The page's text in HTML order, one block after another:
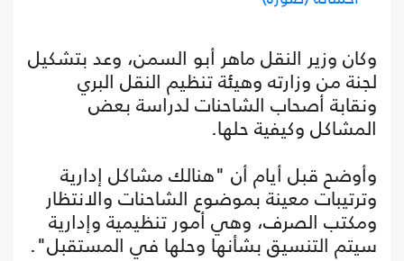
وكان وزير النقل ماهر أبو السمن، وعد بتشكيل
لجنة من وزارته وهيئة تنظيم النقل البري
ونقابة أصحاب الشاحنات لدراسة بعض
المشاكل وكيفية حلها.
وأوضح قبل أيام أن "هنالك مشاكل إدارية
وترتيبات معينة بموضوع الشاحنات والانتظار
ومكتب الصرف، وهي أمور تنظيمية وإدارية
سيتم التنسيق بشأنها وحلها في المستقبل".